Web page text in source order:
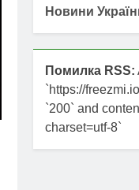
Новини
Помилка RSS:
`https://
`200` and
charset=utf-8`